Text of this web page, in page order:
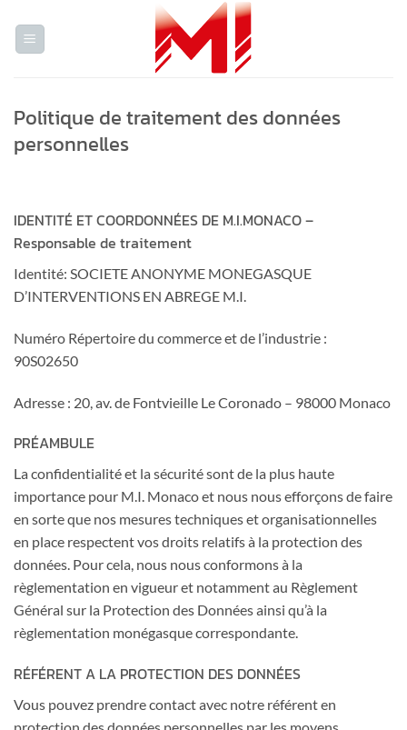
content
Politique de traitement des données
personnelles
IDENTITÉ ET COORDONNÉES DE M.I.MONACO –
Responsable de traitement
Identité: SOCIETE ANONYME MONEGASQUE
D’INTERVENTIONS EN ABREGE M.I.
Numéro Répertoire du commerce et de l’industrie :
90S02650
Adresse : 20, av. de Fontvieille Le Coronado – 98000 Monaco
PRÉAMBULE
La confidentialité et la sécurité sont de la plus haute
importance pour M.I. Monaco et nous nous efforçons de faire
en sorte que nos mesures techniques et organisationnelles
en place respectent vos droits relatifs à la protection des
données. Pour cela, nous nous conformons à la
règlementation en vigueur et notamment au Règlement
Général sur la Protection des Données ainsi qu’à la
règlementation monégasque correspondante.
RÉFÉRENT A LA PROTECTION DES DONNÉES
Vous pouvez prendre contact avec notre référent en